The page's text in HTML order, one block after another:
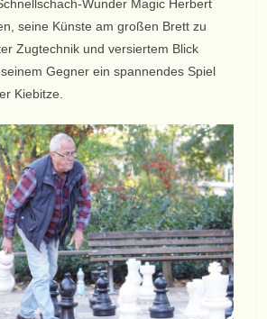
Wunder Magic Herbert
seine Künste am großen Brett zu
Zugtechnik und versiertem Blick
Gegner ein spannendes Spiel
Kiebitze.